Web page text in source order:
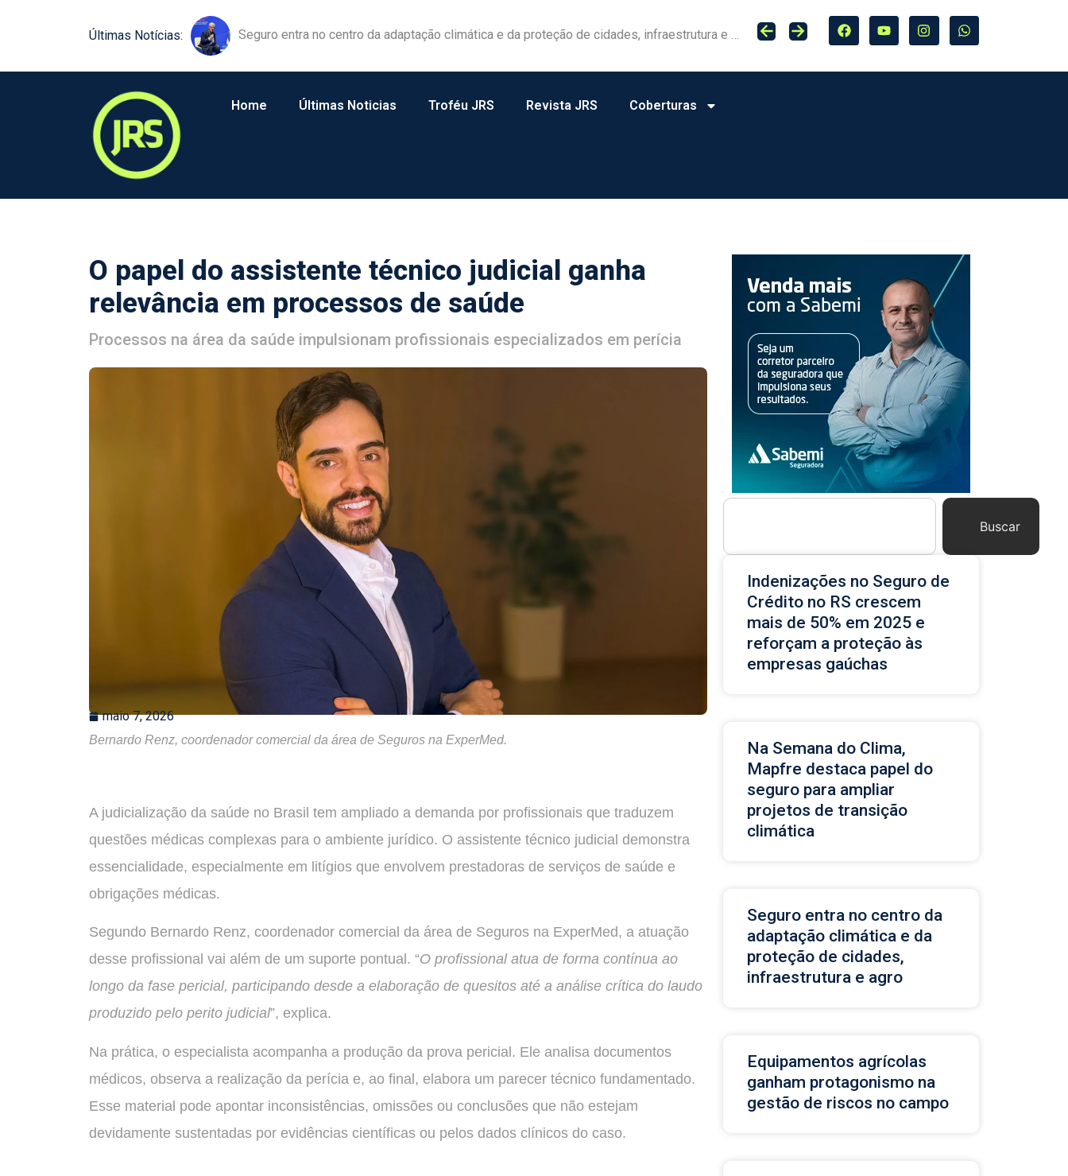
Últimas Notícias: Seguro entra no centro da adaptação climática e da proteção de cidades, infraestrutura e agro
Equipamentos agrícolas ganham protagonismo na gestão de riscos no campo
Home Últimas Noticias Troféu JRS Revista JRS Coberturas
O papel do assistente técnico judicial ganha
relevância em processos de saúde
Processos na área da saúde impulsionam profissionais especializados em perícia
maio 7, 2026
Bernardo Renz, coordenador comercial da área de Seguros na ExperMed.
A judicialização da saúde no Brasil tem ampliado a demanda por profissionais que traduzem
questões médicas complexas para o ambiente jurídico. O assistente técnico judicial demonstra
essencialidade, especialmente em litígios que envolvem prestadoras de serviços de saúde e
obrigações médicas.
Segundo Bernardo Renz, coordenador comercial da área de Seguros na ExperMed, a atuação
desse profissional vai além de um suporte pontual. “O profissional atua de forma contínua ao
longo da fase pericial, participando desde a elaboração de quesitos até a análise crítica do laudo
produzido pelo perito judicial”, explica.
Na prática, o especialista acompanha a produção da prova pericial. Ele analisa documentos
médicos, observa a realização da perícia e, ao final, elabora um parecer técnico fundamentado.
Esse material pode apontar inconsistências, omissões ou conclusões que não estejam
devidamente sustentadas por evidências científicas ou pelos dados clínicos do caso.
Buscar
Indenizações no Seguro de
Crédito no RS crescem
mais de 50% em 2025 e
reforçam a proteção às
empresas gaúchas
Na Semana do Clima,
Mapfre destaca papel do
seguro para ampliar
projetos de transição
climática
Seguro entra no centro da
adaptação climática e da
proteção de cidades,
infraestrutura e agro
Equipamentos agrícolas
ganham protagonismo na
gestão de riscos no campo